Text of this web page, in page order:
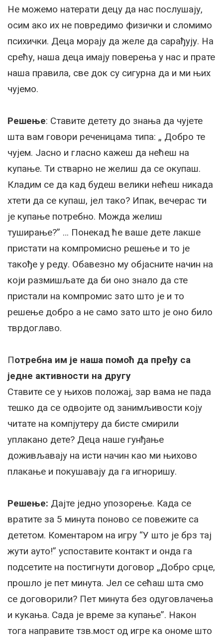
Не можемо натерати децу да нас послушају,
осим ако их не повредимо физички и сломимо
психички. Деца морају да желе да сарађују. На
срећу, наша деца имају поверења у нас и прате
наша правила, све док су сигурна да и ми њих
чујемо.
Решење: Ставите детету до знања да чујете
шта вам говори реченицама типа: „ Добро те
чујем. Јасно и гласно кажеш да нећеш на
купање. Ти стварно не желиш да се окупаш.
Кладим се да кад будеш велики нећеш никада
хтети да се купаш, јел тако? Ипак, вечерас ти
је купање потребно. Можда желиш
туширање?” … Понекад ће ваше дете лакше
пристати на компромисно решење и то је
такође у реду. Обавезно му објасните начин на
који размишљате да би оно знало да сте
пристали на компромис зато што је и то
решење добро а не само зато што је оно било
тврдоглаво.
Потребна им је наша помоћ да пређу са
једне активности на другу
Ставите се у њихов положај, зар вама не пада
тешко да се одвојите од занимљивости коју
читате на компјутеру да бисте смирили
уплакано дете? Деца наше гунђање
доживљавају на исти начин као ми њихово
плакање и покушавају да га игноришу.
Решење: Дајте једно упозорење. Када се
вратите за 5 минута поново се повежите са
дететом. Коментаром на игру “У што је брз тај
жути ауто!” успоставите контакт и онда га
подсетите на постигнути договор „Добро срце,
прошло је пет минута. Јел се сећаш шта смо
се договорили? Пет минута без одуговлачења
и кукања. Сада је време за купање”. Након
тога направите тзв.мост од игре ка ономе што